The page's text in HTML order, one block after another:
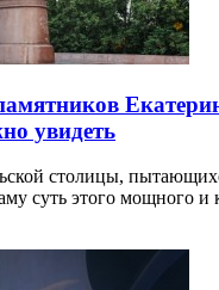
увидеть
столицы,
суть этого мощного и